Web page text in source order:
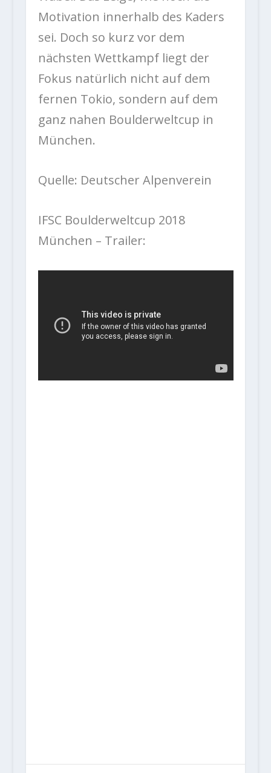
Motivation innerhalb des Kaders
sei. Doch so kurz vor dem
nächsten Wettkampf liegt der
Fokus natürlich nicht auf dem
fernen Tokio, sondern auf dem
ganz nahen Boulderweltcup in
München.
Quelle: Deutscher Alpenverein
IFSC Boulderweltcup 2018
München – Trailer: